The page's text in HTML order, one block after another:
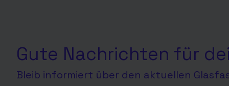
Gute Nachrichten für
Bleib informiert über den aktuellen